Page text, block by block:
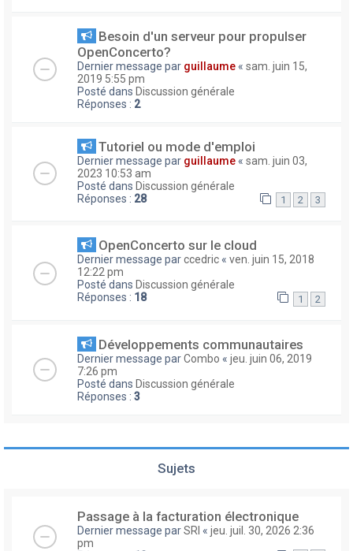
Besoin d'un serveur pour propulser
OpenConcerto?
Dernier message par guillaume « sam. juin 15,
2019 5:55 pm
Posté dans Discussion générale
Réponses : 2
Tutoriel ou mode d'emploi
Dernier message par guillaume « sam. juin 03,
2023 10:53 am
Posté dans Discussion générale
Réponses : 28 1 2 3
OpenConcerto sur le cloud
Dernier message parccedric « ven. juin 15, 2018
12:22 pm
Posté dans Discussion générale
Réponses : 18 1 2
Développements communautaires
Dernier message parCombo « jeu. juin 06, 2019
7:26 pm
Posté dans Discussion générale
Réponses : 3
Sujets
Passage à la facturation électronique
Dernier message parSRI « jeu. juil. 30, 2026 2:36
pm